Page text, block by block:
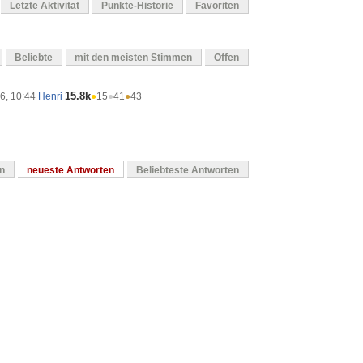
Letzte Aktivität Punkte-Historie Favoriten
Beliebte mit den meisten Stimmen Offen
10:44 Henri 15.8k●15●41●43
neueste Antworten Beliebteste Antworten